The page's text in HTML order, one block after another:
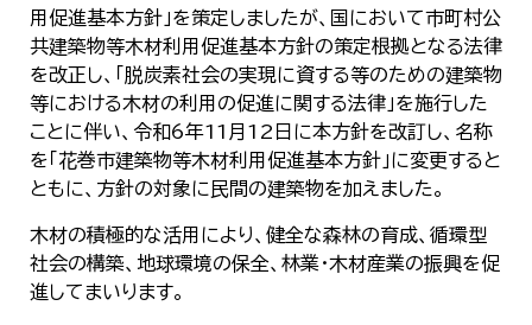
用促進基本方針」を策定しましたが、国において市町村公
共建築物等木材利用促進基本方針の策定根拠となる法律
を改正し、「脱炭素社会の実現に資する等のための建築物
等における木材の利用の促進に関する法律」を施行した
ことに伴い、令和6年11月12日に本方針を改訂し、名称
を「花巻市建築物等木材利用促進基本方針」に変更すると
ともに、方針の対象に民間の建築物を加えました。
木材の積極的な活用により、健全な森林の育成、循環型
社会の構築、地球環境の保全、林業・木材産業の振興を促
進してまいります。